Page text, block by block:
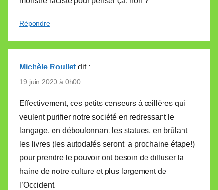
Répondre
Michèle Roullet dit :
19 juin 2020 à 0h00
Effectivement, ces petits censeurs à œillères qui
veulent purifier notre société en redressant le
langage, en déboulonnant les statues, en brûlant
les livres (les autodafés seront la prochaine étape!)
pour prendre le pouvoir ont besoin de diffuser la
haine de notre culture et plus largement de
l’Occident.